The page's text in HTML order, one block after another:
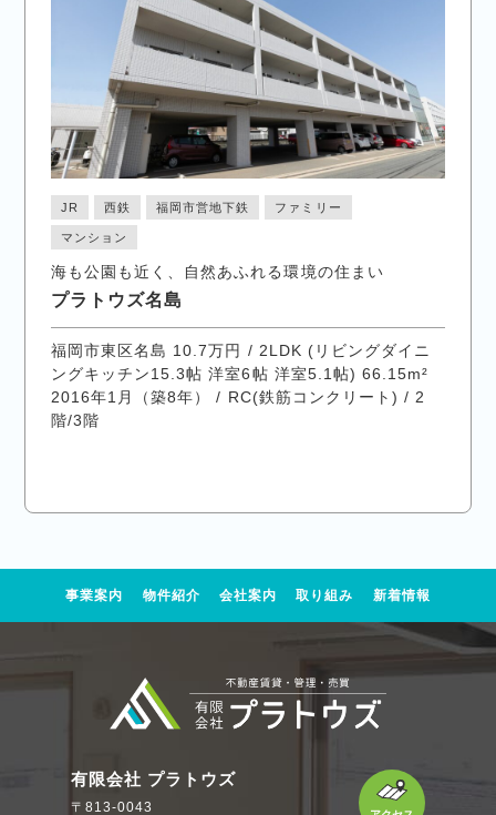
JR 西鉄 福岡市営地下鉄 ファミリー
マンション
海も公園も近く、自然あふれる環境の住まい
プラトウズ名島
福岡市東区名島 10.7万円 / 2LDK (リビングダイニ
ングキッチン15.3帖 洋室6帖 洋室5.1帖) 66.15m²
2016年1月（築8年） / RC(鉄筋コンクリート) / 2
階/3階
事業案内 物件紹介 会社案内 取り組み 新着情報
有限会社 プラトウズ
〒813-0043